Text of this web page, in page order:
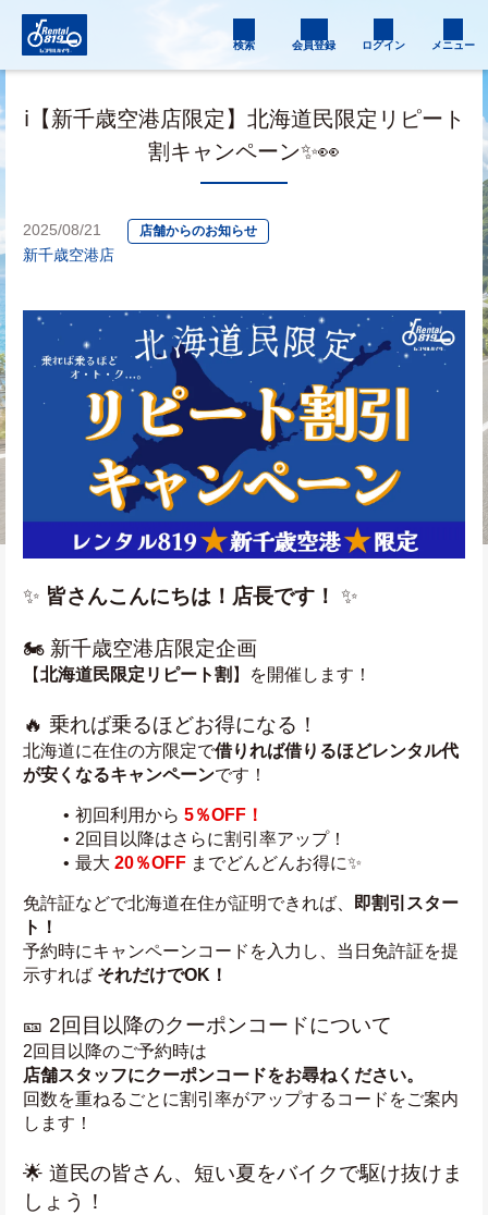
検索 会員登録 ログイン メニュー
ℹ️【新千歳空港店限定】北海道民限定リピート
割キャンペーン✨👀
2025/08/21 店舗からのお知らせ
新千歳空港店
✨ 皆さんこんにちは！店長です！ ✨
🏍️ 新千歳空港店限定企画
【北海道民限定リピート割 】を開催します！
🔥 乗れば乗るほどお得になる！
北海道に在住の方限定で借りれば借りるほどレンタル代
が安くなるキャンペーンです！
初回利用から 5％OFF！
2回目以降はさらに割引率アップ！
最大 20％OFF までどんどんお得に✨
免許証などで北海道在住が証明できれば、
即割引スター
ト！
予約時にキャンペーンコードを入力し、当日免許証を提
示すれば それだけでOK！
🎫 2回目以降のクーポンコードについて
2回目以降のご予約時は
店舗スタッフにクーポンコードをお尋ねください。
回数を重ねるごとに割引率がアップするコードをご案内
します！
🌟 道民の皆さん、短い夏をバイクで駆け抜けま
しょう！